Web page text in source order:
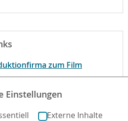
zum Film
Einstellungen
Externe Inhalte